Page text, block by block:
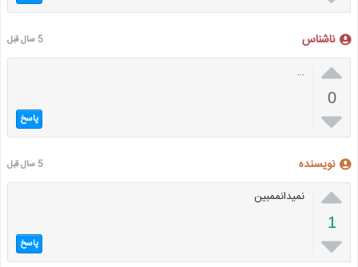
ناشناس 5 سال قبل

0

…
پاسخ
نویسنده 5 سال قبل

1

نمیدانممبین
پاسخ